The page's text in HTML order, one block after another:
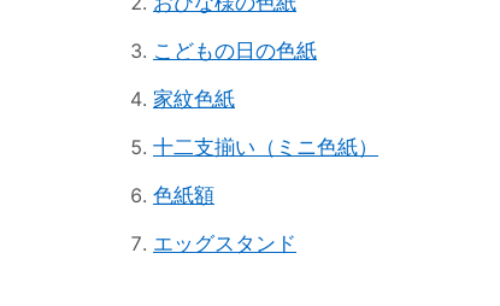
こどもの日の色紙
家紋色紙
十二支揃い（ミニ色紙）
色紙額
エッグスタンド